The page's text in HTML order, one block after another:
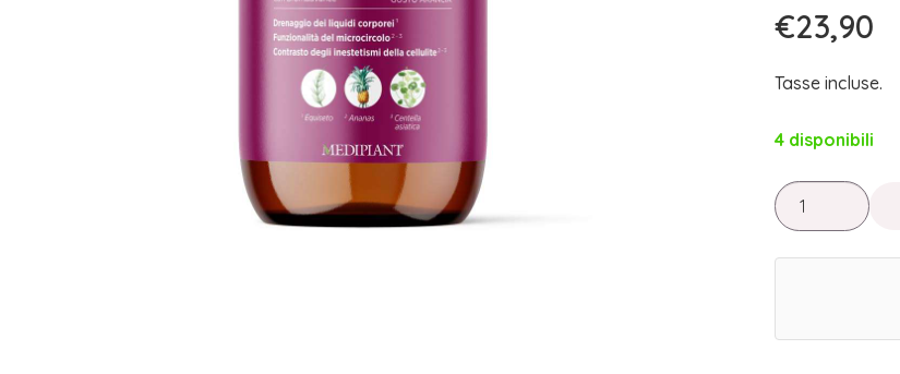
€23,90
Tasse incluse.
4 disponibili
Linea
Dimagrante
•
GINOIDE